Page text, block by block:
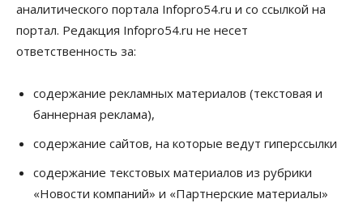
Недвижимость
Открыты продажи квартир нового дома в
квартале «Цветной бульвар» ГК «Расцветай»
05 Августа 2026, 13:23
Власть Общество
Ночные маршруты автобусов предлагают ввести
в Новосибирской области
Право&Порядок
Новосибирец пытался провезти из Таиланда
кондитерские изделия с наркотиками
аналитического портала Infopro54.ru и со ссылкой на
портал. Редакция Infopro54.ru не несет
ответственность за:
содержание рекламных материалов (текстовая и
баннерная реклама),
содержание сайтов, на которые ведут гиперссылки
содержание текстовых материалов из рубрики
«Новости компаний» и «Партнерские материалы»